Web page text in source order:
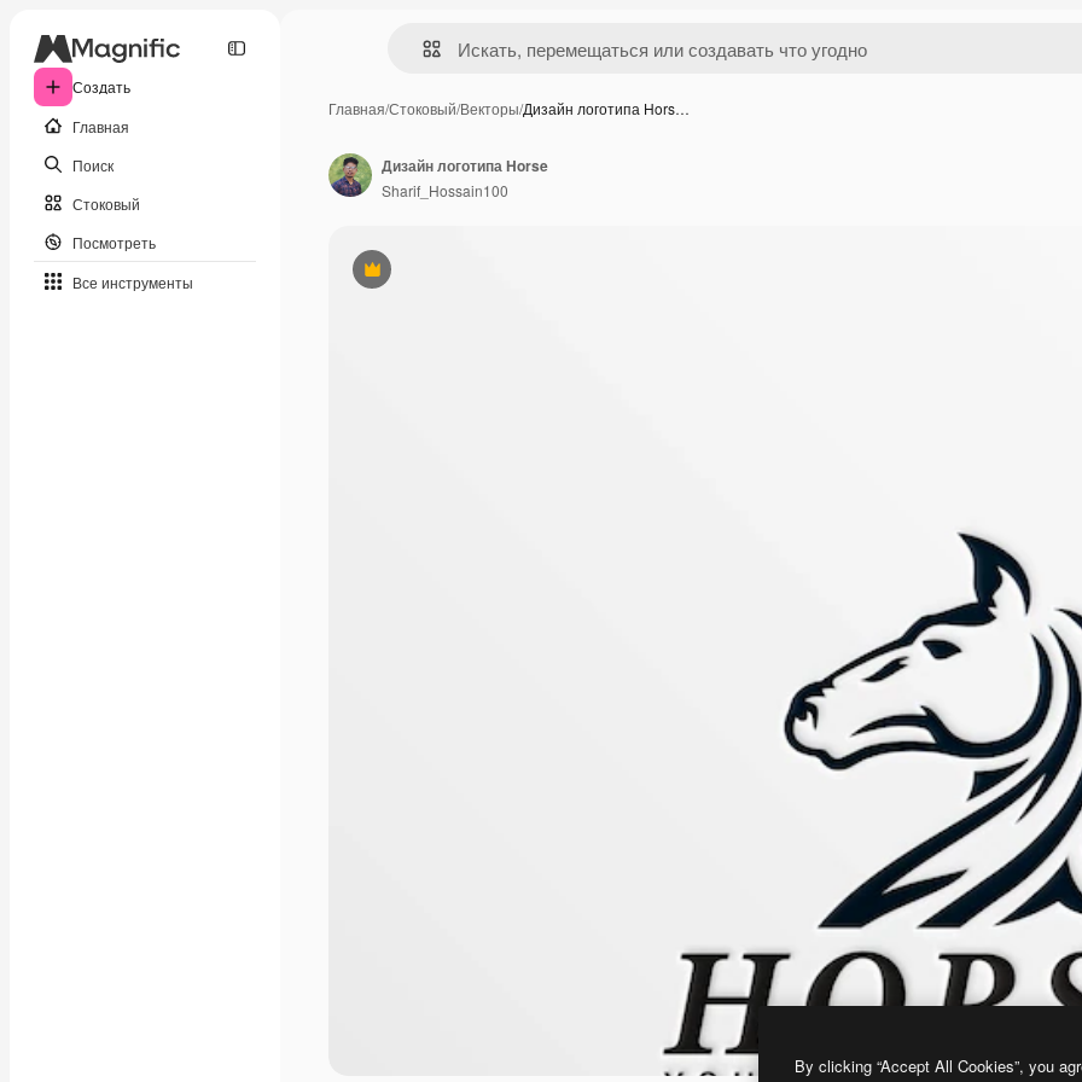
Создать
Главная
Поиск
Стоковый
Посмотреть
Все инструменты
Главная/Стоковый/Векторы/Дизайн логотипа Hors…
Премиум
Дизайн логотипа Horse
Sharif_Hossain100
By clicking “Accept All Cookies”, you